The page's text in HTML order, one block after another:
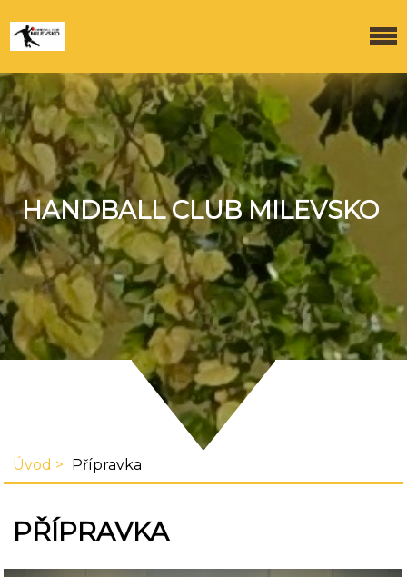
HANDBALL CLUB MILEVSKO
Úvod Přípravka
PŘÍPRAVKA